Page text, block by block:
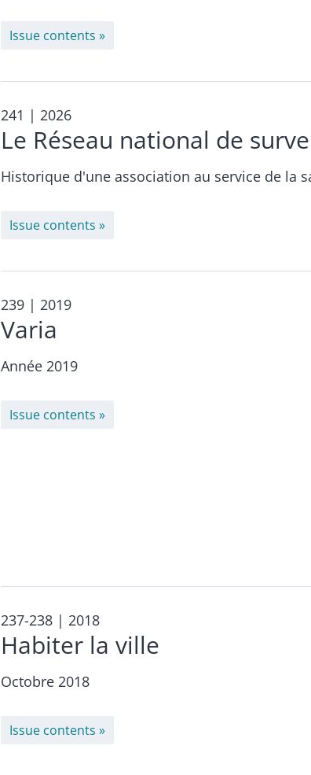
Issue contents
241 | 2026
Le Réseau national de
Historique d'une association au service de la
Issue contents
239 | 2019
Varia
Année 2019
Issue contents
237-238 | 2018
Habiter la ville
Octobre 2018
Issue contents